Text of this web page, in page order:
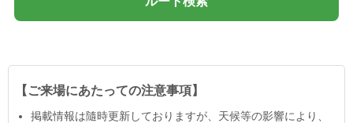
【ご来場にあたっての注意事項】
掲載情報は隨時更新しておりますが、天候等の影響により、